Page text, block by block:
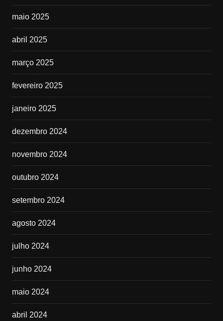
maio 2025
abril 2025
março 2025
fevereiro 2025
janeiro 2025
dezembro 2024
novembro 2024
outubro 2024
setembro 2024
agosto 2024
julho 2024
junho 2024
maio 2024
abril 2024